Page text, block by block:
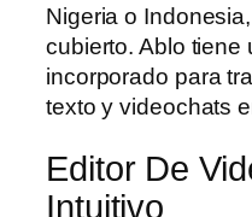
Nigeria o
cubierto. Ablo tiene
incorporado para
texto y videochats
Editor De
Intuitivo